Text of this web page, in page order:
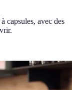
capsules, avec des